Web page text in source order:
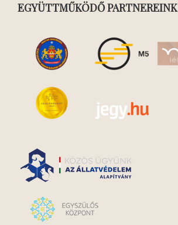
EGYÜTTMŰKÖDŐ PARTNEREINK